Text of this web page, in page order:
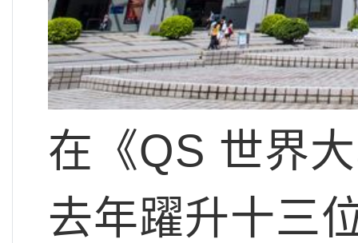
在《QS 世界
去年躍升十三